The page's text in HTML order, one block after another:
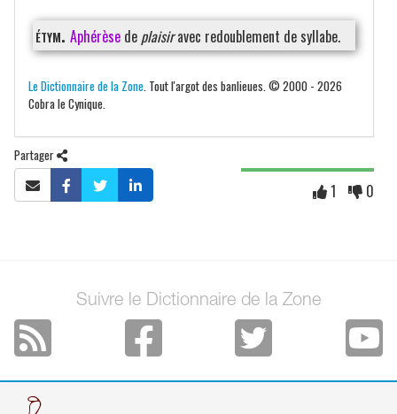
étym. Aphérèse de plaisiravec redoublement de syllabe.
Le Dictionnaire de la Zone . Tout l'argot des banlieues. © 2000 - 2026
Cobra le Cynique.
Partager
1 0
Suivre le Dictionnaire de la Zone